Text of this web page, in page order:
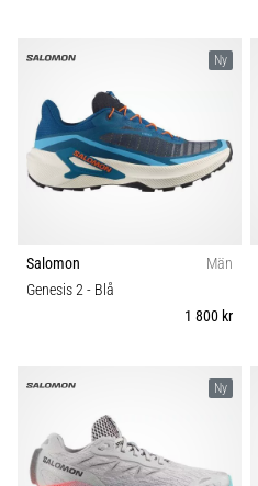
löpare
Vad…
artiklar
Ny
Salomon
Män
Genesis 2- Blå
1 800 kr
Ny